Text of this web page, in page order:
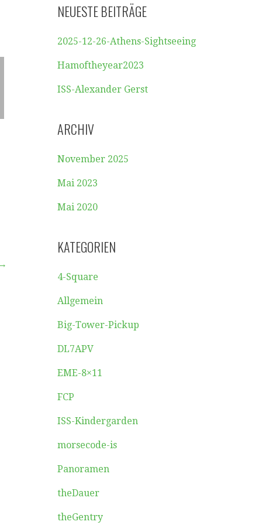
NEUESTE BEITRÄGE
2025-12-26-Athens-Sightseeing
Hamoftheyear2023
ISS-Alexander Gerst
ARCHIV
November 2025
Mai 2023
Mai 2020
KATEGORIEN
4-Square
Allgemein
Big-Tower-Pickup
DL7APV
EME-8×11
FCP
ISS-Kindergarden
morsecode-is
Panoramen
theDauer
theGentry